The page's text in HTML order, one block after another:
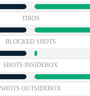
TIROS
BLOCKED SHOTS
SHOTS INSIDEBOX
SHOTS OUTSIDEBOX